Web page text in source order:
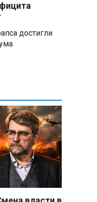
через
по
крупнейшего
в
достигли